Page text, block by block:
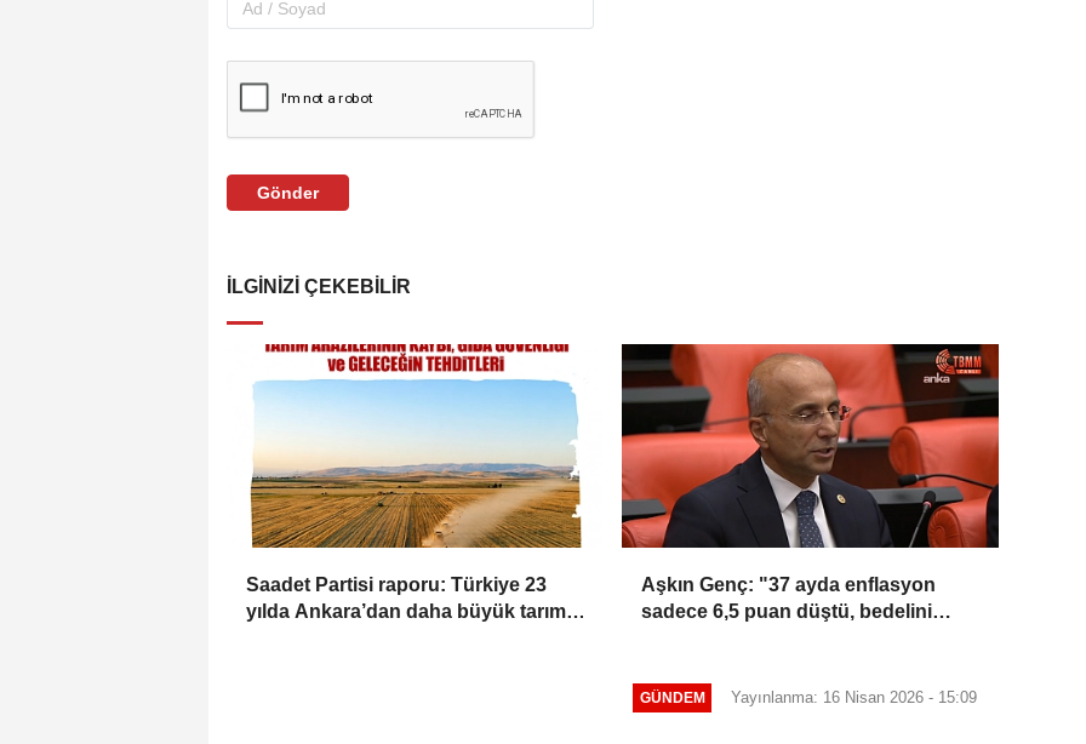
Gönder
İLGINIZI ÇEKEBILIR
Saadet Partisi raporu: Türkiye 23
yılda Ankara’dan daha büyük tarım
Aşkın Genç: "37 ayda enflasyon
sadece 6,5 puan düştü, bedelini
GÜNDEM Yayınlanma: 16 Nisan 2026 - 15:09